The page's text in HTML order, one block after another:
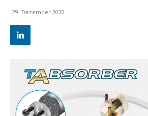
29. Dezember 2020